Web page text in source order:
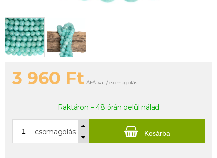
3 960 Ft ÁFÁ-val / csomagolás
Raktáron – 48 órán belül nálad
csomagolás Kosárba